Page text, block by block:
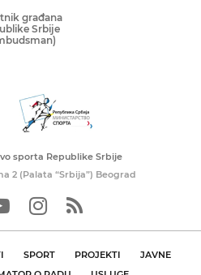
građana
Srbije
sporta Republike Srbije
2 (Palata “Srbija”) Beograd
SPORT PROJEKTI
JAVNE